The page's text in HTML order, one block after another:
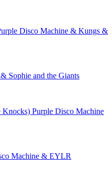
Disco Machine & Kungs &
Sophie and the Giants
Knocks) Purple Disco Machine
Machine & EYLR